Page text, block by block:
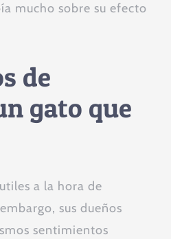
mucho sobre su efecto
de
gato que
a la hora de
sus dueños
sentimientos